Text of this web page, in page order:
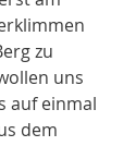
zu
uns
auf einmal
dem